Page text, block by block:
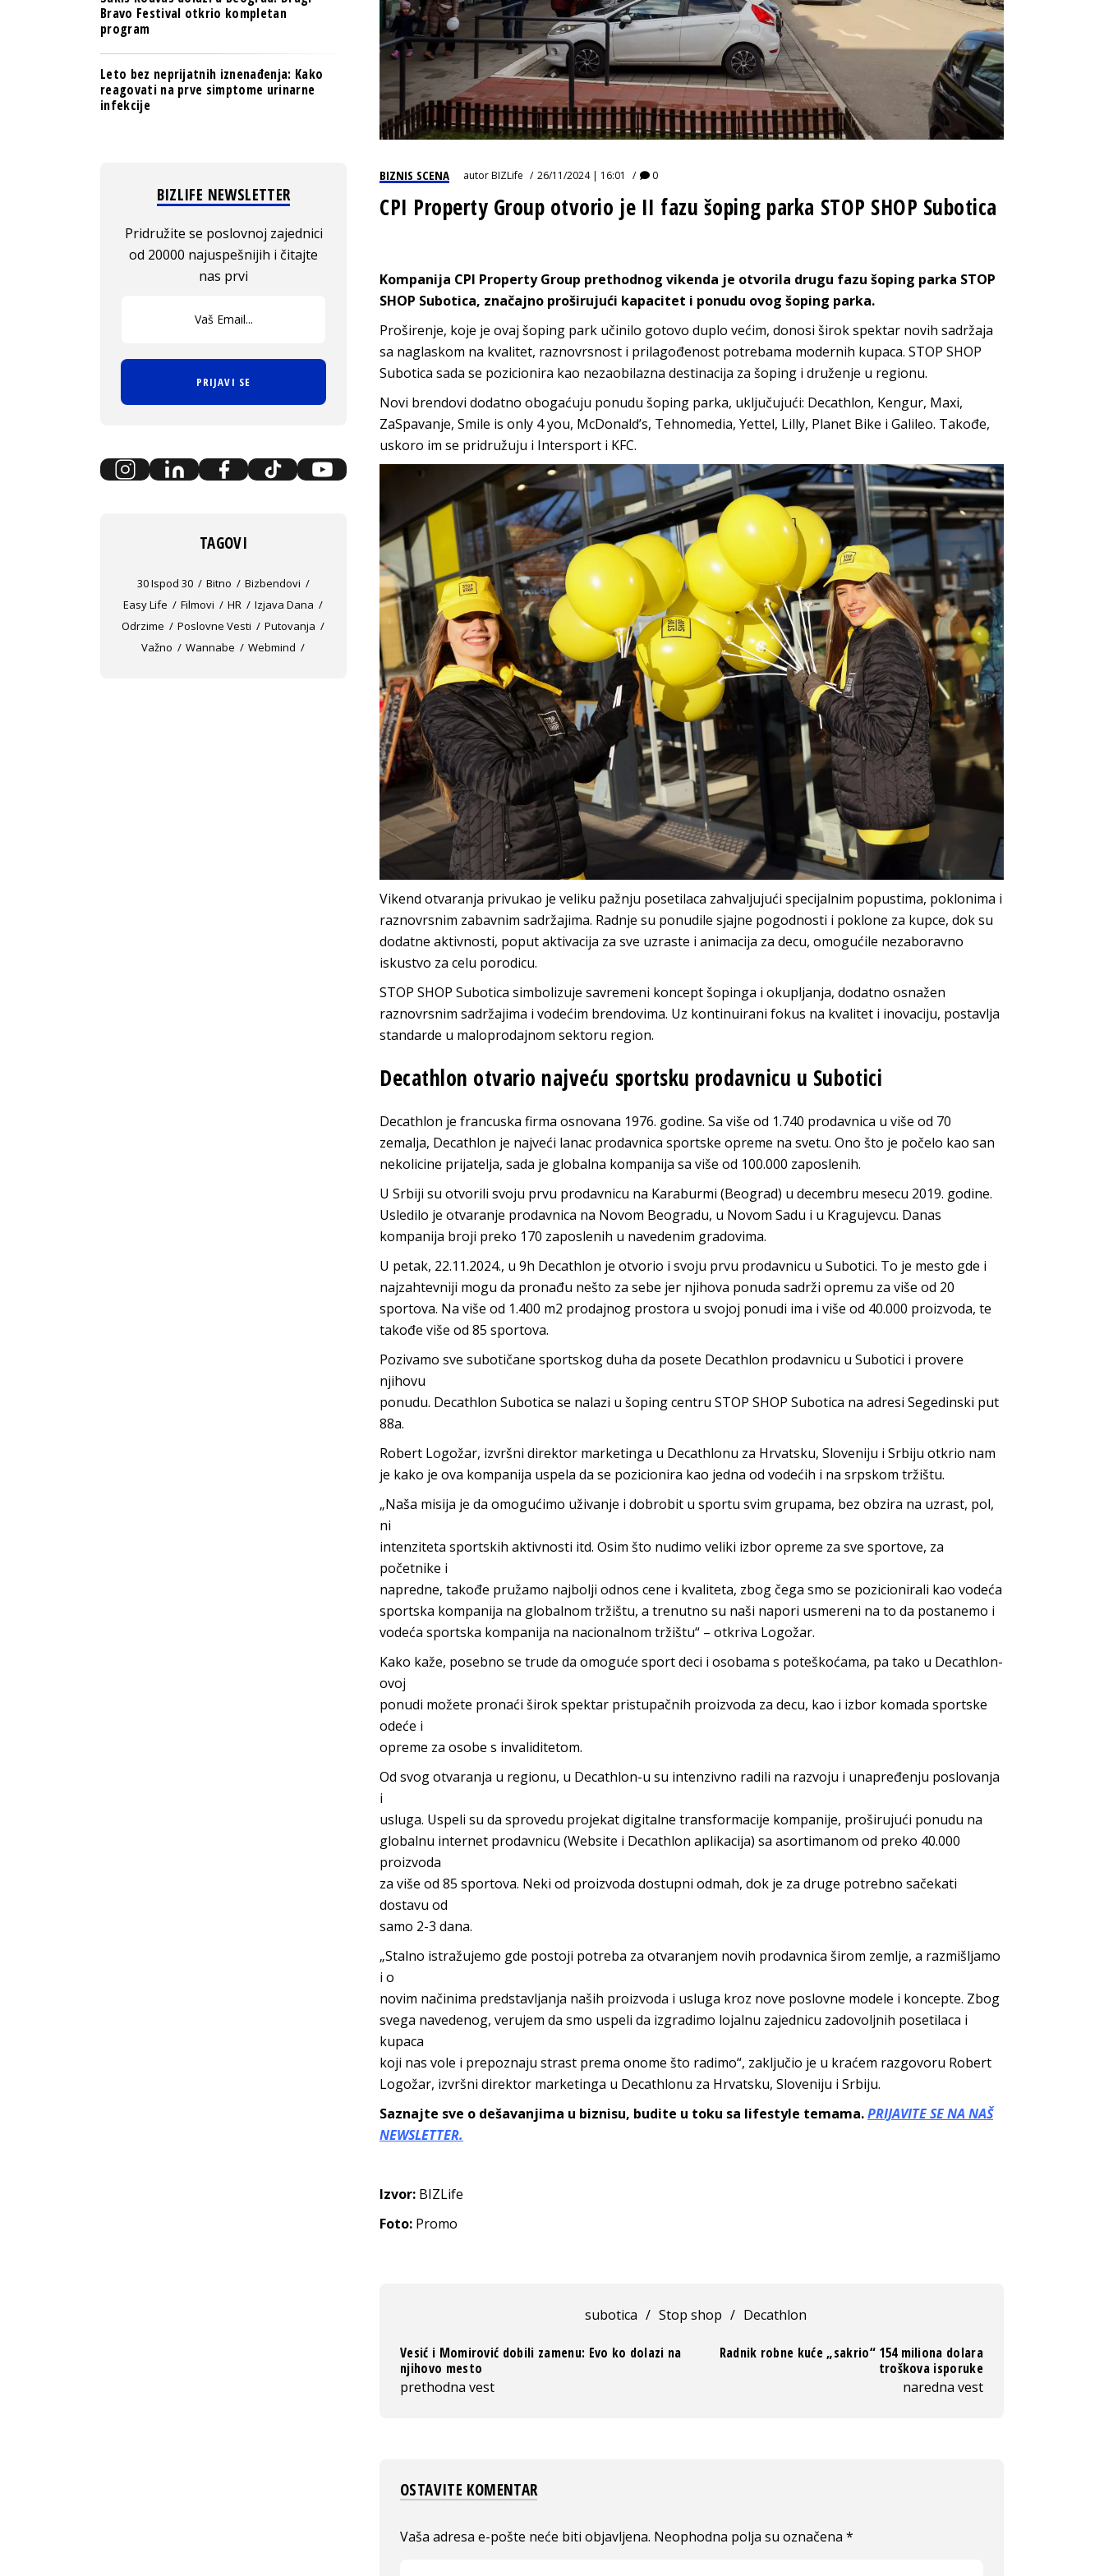
BIZNIS SCENA autorBIZLife 26/11/2024 | 16:01 0
CPI Property Group otvorio je II fazu šoping parka STOP SHOP Subotica
Kompanija CPI Property Group prethodnog vikenda je otvorila drugu fazu šoping parka STOP
SHOP Subotica, značajno proširujući kapacitet i ponudu ovog šoping parka.
Proširenje, koje je ovaj šoping park učinilo gotovo duplo većim, donosi širok spektar novih sadržaja
sa naglaskom na kvalitet, raznovrsnost i prilagođenost potrebama modernih kupaca. STOP SHOP
Subotica sada se pozicionira kao nezaobilazna destinacija za šoping i druženje u regionu.
Novi brendovi dodatno obogaćuju ponudu šoping parka, uključujući: Decathlon, Kengur, Maxi,
ZaSpavanje, Smile is only 4 you, McDonald’s, Tehnomedia, Yettel, Lilly, Planet Bike i Galileo. Takođe,
uskoro im se pridružuju i Intersport i KFC.
Vikend otvaranja privukao je veliku pažnju posetilaca zahvaljujući specijalnim popustima, poklonima i
raznovrsnim zabavnim sadržajima. Radnje su ponudile sjajne pogodnosti i poklone za kupce, dok su
dodatne aktivnosti, poput aktivacija za sve uzraste i animacija za decu, omogućile nezaboravno
iskustvo za celu porodicu.
STOP SHOP Subotica simbolizuje savremeni koncept šopinga i okupljanja, dodatno osnažen
raznovrsnim sadržajima i vodećim brendovima. Uz kontinuirani fokus na kvalitet i inovaciju, postavlja
standarde u maloprodajnom sektoru region.
Decathlon otvario najveću sportsku prodavnicu u Subotici
Decathlon je francuska firma osnovana 1976. godine. Sa više od 1.740 prodavnica u više od 70
zemalja, Decathlon je najveći lanac prodavnica sportske opreme na svetu. Ono što je počelo kao san
nekolicine prijatelja, sada je globalna kompanija sa više od 100.000 zaposlenih.
U Srbiji su otvorili svoju prvu prodavnicu na Karaburmi (Beograd) u decembru mesecu 2019. godine.
Usledilo je otvaranje prodavnica na Novom Beogradu, u Novom Sadu i u Kragujevcu. Danas
kompanija broji preko 170 zaposlenih u navedenim gradovima.
U petak, 22.11.2024., u 9h Decathlon je otvorio i svoju prvu prodavnicu u Subotici. To je mesto gde i
najzahtevniji mogu da pronađu nešto za sebe jer njihova ponuda sadrži opremu za više od 20
sportova. Na više od 1.400 m2 prodajnog prostora u svojoj ponudi ima i više od 40.000 proizvoda, te
takođe više od 85 sportova.
Pozivamo sve subotičane sportskog duha da posete Decathlon prodavnicu u Subotici i provere
njihovu
ponudu. Decathlon Subotica se nalazi u šoping centru STOP SHOP Subotica na adresi Segedinski put
88a.
Robert Logožar, izvršni direktor marketinga u Decathlonu za Hrvatsku, Sloveniju i Srbiju otkrio nam
je kako je ova kompanija uspela da se pozicionira kao jedna od vodećih i na srpskom tržištu.
„Naša misija je da omogućimo uživanje i dobrobit u sportu svim grupama, bez obzira na uzrast, pol,
ni
intenziteta sportskih aktivnosti itd. Osim što nudimo veliki izbor opreme za sve sportove, za
početnike i
napredne, takođe pružamo najbolji odnos cene i kvaliteta, zbog čega smo se pozicionirali kao vodeća
sportska kompanija na globalnom tržištu, a trenutno su naši napori usmereni na to da postanemo i
vodeća sportska kompanija na nacionalnom tržištu“ – otkriva Logožar.
Kako kaže, posebno se trude da omoguće sport deci i osobama s poteškoćama, pa tako u Decathlon-
ovoj
ponudi možete pronaći širok spektar pristupačnih proizvoda za decu, kao i izbor komada sportske
odeće i
opreme za osobe s invaliditetom.
Od svog otvaranja u regionu, u Decathlon-u su intenzivno radili na razvoju i unapređenju poslovanja
i
usluga. Uspeli su da sprovedu projekat digitalne transformacije kompanije, proširujući ponudu na
globalnu internet prodavnicu (Website i Decathlon aplikacija) sa asortimanom od preko 40.000
proizvoda
za više od 85 sportova. Neki od proizvoda dostupni odmah, dok je za druge potrebno sačekati
dostavu od
samo 2-3 dana.
„Stalno istražujemo gde postoji potreba za otvaranjem novih prodavnica širom zemlje, a razmišljamo
i o
novim načinima predstavljanja naših proizvoda i usluga kroz nove poslovne modele i koncepte. Zbog
svega navedenog, verujem da smo uspeli da izgradimo lojalnu zajednicu zadovoljnih posetilaca i
kupaca
koji nas vole i prepoznaju strast prema onome što radimo“, zaključio je u kraćem razgovoru Robert
Logožar, izvršni direktor marketinga u Decathlonu za Hrvatsku, Sloveniju i Srbiju.
Saznajte sve o dešavanjima u biznisu, budite u toku sa lifestyle temama.PRIJAVITE SE NA NAŠ
NEWSLETTER.
Izvor: BIZLife
Foto: Promo
subotica / Stop shop / Decathlon
Vesić i Momirović dobili zamenu: Evo ko dolazi na
njihovo mesto
prethodna vest
Radnik robne kuće „sakrio“ 154 miliona dolara
troškova isporuke
naredna vest
OSTAVITE KOMENTAR
Vaša adresa e-pošte neće biti objavljena. Neophodna polja su označena *
Bravo Festival otkrio kompletan
program
Leto bez neprijatnih iznenađenja: Kako
reagovati na prve simptome urinarne
infekcije
BIZLIFE NEWSLETTER
Pridružite se poslovnoj zajednici
od 20000 najuspešnijih i čitajte
nas prvi
PRIJAVI SE
TAGOVI
30 Ispod 30 Bitno
Bizbendovi
Easy Life
Filmovi HR
Izjava Dana
Odrzime
Poslovne Vesti
Putovanja
Važno
Wannabe Webmind